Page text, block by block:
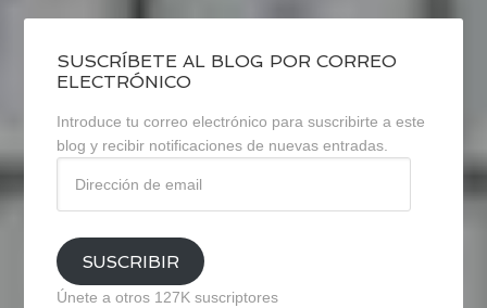
SUSCRÍBETE AL BLOG POR CORREO
ELECTRÓNICO
Introduce tu correo electrónico para suscribirte a este
blog y recibir notificaciones de nuevas entradas.
email
SUSCRIBIR
Únete a otros 127K suscriptores